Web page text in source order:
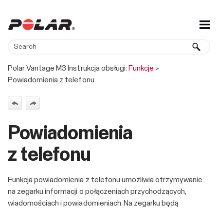
Skip To Main Content
Polar Vantage M3 Instrukcja obsługi: Funkcje >
Powiadomienia z telefonu
Powiadomienia
z telefonu
Funkcja powiadomienia z telefonu umożliwia otrzymywanie
na zegarku informacji o połączeniach przychodzących,
wiadomościach i powiadomieniach. Na zegarku będą